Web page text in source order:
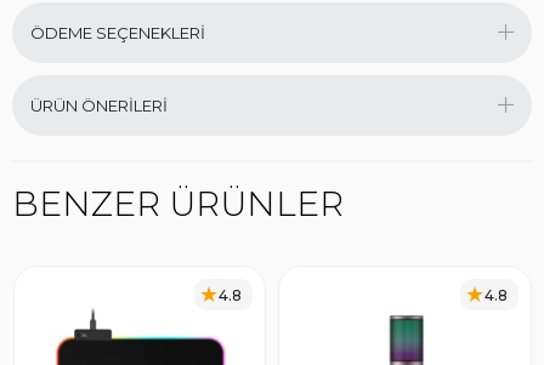
ÖDEME SEÇENEKLERI
ÜRÜN ÖNERILERI
BENZER ÜRÜNLER
4.8 4.8